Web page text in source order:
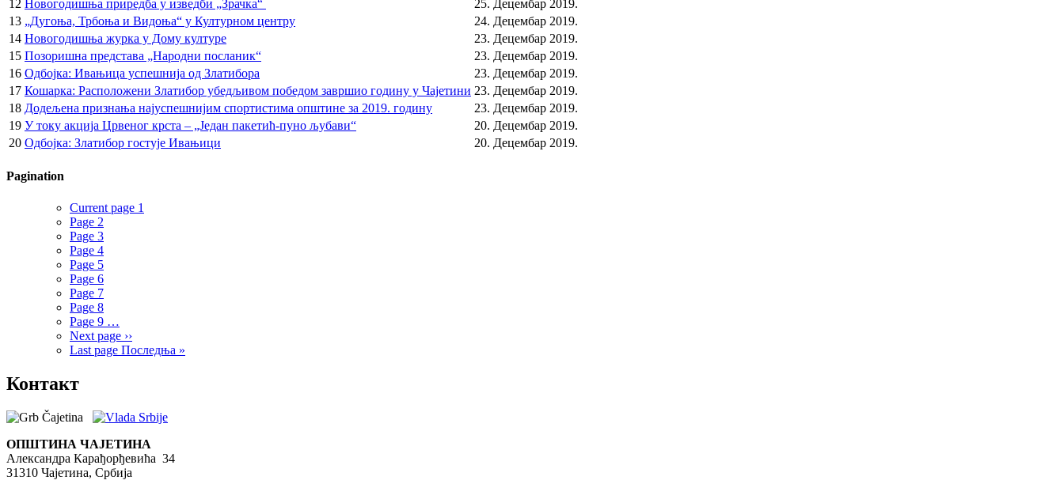
12 Новогодишња приредба у изведби „Зрачка“
25. Децембар 2019.
13 „Дугоња, Трбоња и Видоња“ у Културном центру
24. Децембар 2019.
14 Новогодишња журка у Дому културе
23. Децембар 2019.
15 Позоришна представа „Народни посланик“
23. Децембар 2019.
16 Одбојка: Ивањица успешнија од Златибора
23. Децембар 2019.
17 Кошарка: Расположени Златибор убедљивом победом завршио годину у Чајетини 23. Децембар 2019.
18 Додељена признања најуспешнијим спортистима општине за 2019. годину
23. Децембар 2019.
19 У току акција Црвеног крста – „Један пакетић-пуно љубави“
20. Децембар 2019.
20 Одбојка: Златибор гостује Ивањици 20. Децембар 2019.
Pagination
Current page 1
Page 2
Page 3
Page 4
Page 5
Page 6
Page 7
Page 8
Page 9 …
Next page ››
Last page Последња »
Контакт
ОПШТИНА ЧАЈЕТИНА
Александра Карађорђевића 34
31310 Чајетина, Србија